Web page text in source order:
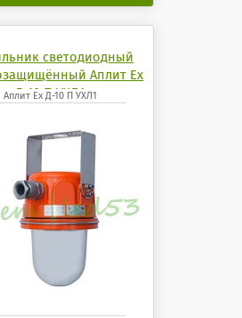
светодиодный
Аплит Ех
Д-10 П УХЛ1
Аплит Ех Д-10 П УХЛ1